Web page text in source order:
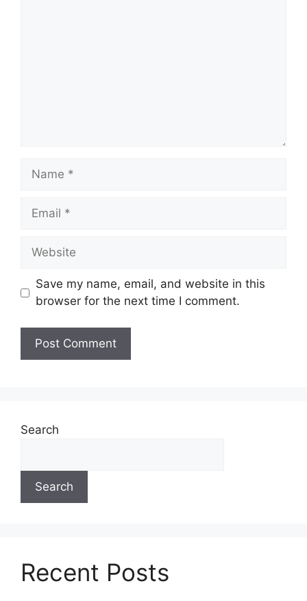
Save my name, email, and website in this
browser for the next time I comment.
Search
Search
Recent Posts